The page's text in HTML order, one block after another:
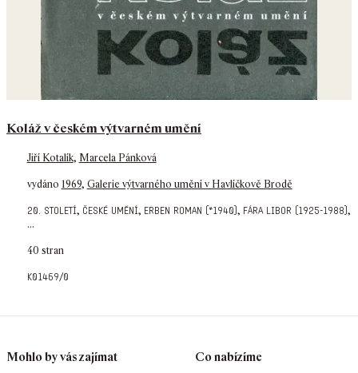
Koláž v českém výtvarném umění
Jiří Kotalík, Marcela Pánková
vydáno 1969, Galerie výtvarného umění v Havlíčkově Brodě
20. století, české umění, erben roman (*1940) , fára libor (1925-1988) ,
...
40 stran
k01469/0
Mohlo by vás zajímat Co nabízíme